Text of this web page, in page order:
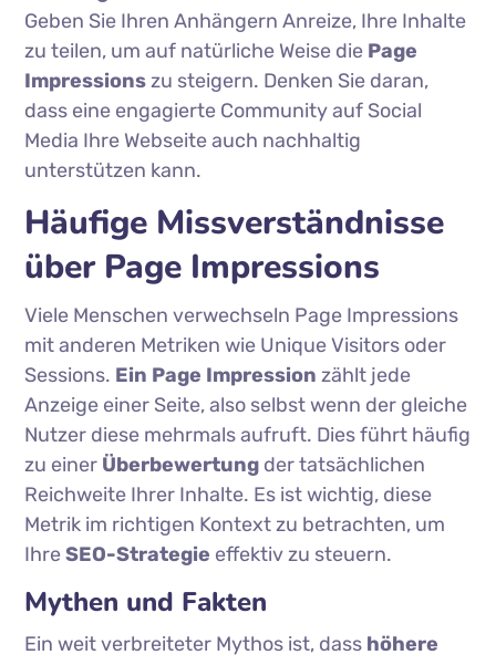
Geben Sie Ihren Anhängern Anreize, Ihre Inhalte
zu teilen, um auf natürliche Weise die Page
Impressionszu steigern. Denken Sie daran,
dass eine engagierte Community auf Social
Media Ihre Webseite auch nachhaltig
unterstützen kann.
Häufige Missverständnisse
über Page Impressions
Viele Menschen verwechseln Page Impressions
mit anderen Metriken wie Unique Visitors oder
Sessions. Ein Page Impression zählt jede
Anzeige einer Seite, also selbst wenn der gleiche
Nutzer diese mehrmals aufruft. Dies führt häufig
zu einer Überbewertung der tatsächlichen
Reichweite Ihrer Inhalte. Es ist wichtig, diese
Metrik im richtigen Kontext zu betrachten, um
IhreSEO-Strategie effektiv zu steuern.
Mythen und Fakten
Ein weit verbreiteter Mythos ist, dass höhere